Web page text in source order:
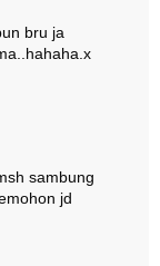
bru ja
sambung
jd